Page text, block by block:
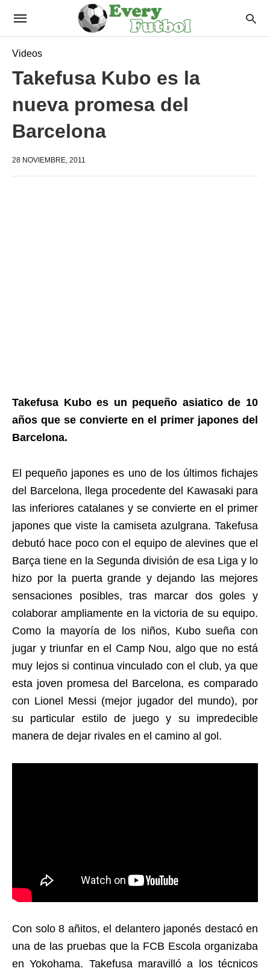
Videos
Takefusa Kubo es la
nueva promesa del
Barcelona
28 NOVIEMBRE, 2011
Takefusa Kubo es un pequeño asiatico de 10
años que se convierte en el primer japones del
Barcelona.
El pequeño japones es uno de los últimos fichajes
del Barcelona, llega procedente del Kawasaki para
las inferiores catalanes y se convierte en el primer
japones que viste la camiseta azulgrana. Takefusa
debutó hace poco con el equipo de alevines que el
Barça tiene en la Segunda división de esa Liga y lo
hizo por la puerta grande y dejando las mejores
sensaciones posibles, tras marcar dos goles y
colaborar ampliamente en la victoria de su equipo.
Como la mayoría de los niños, Kubo sueña con
jugar y triunfar en el Camp Nou, algo que no está
muy lejos si continua vinculado con el club, ya que
esta joven promesa del Barcelona, es comparado
con Lionel Messi (mejor jugador del mundo), por
su particular estilo de juego y su impredecible
manera de dejar rivales en el camino al gol.
Con solo 8 añitos, el delantero japonés destacó en
una de las pruebas que la FCB Escola organizaba
en Yokohama. Takefusa maravilló a los técnicos